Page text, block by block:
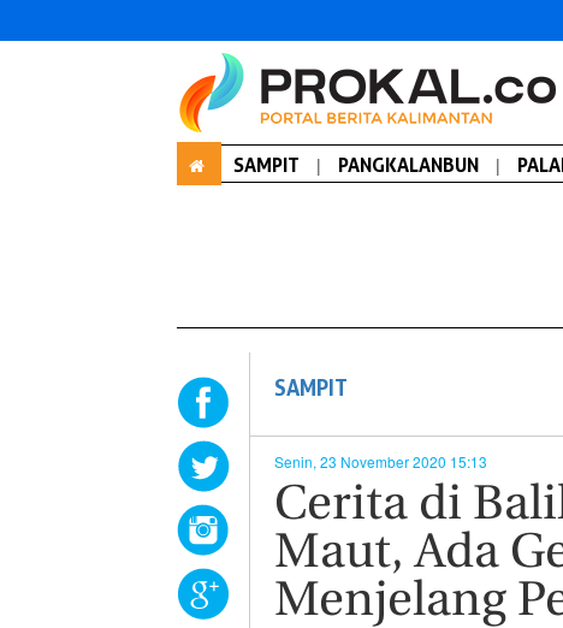
SAMPIT | PANGKALANBUN |
SAMPIT
Senin, 23 November 2020 15:13
Cerita di
Maut, Ada
Menjelang